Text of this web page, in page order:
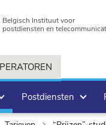
Belgisch Instituut voor
postdiensten en
Postdiensten